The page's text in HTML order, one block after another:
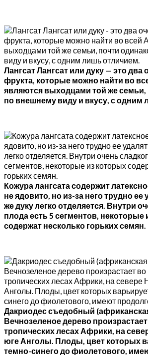
Лангсат Лангсат или дуку — это два
фрукта, которые можно найти во
являются выходцами той же
по внешнему виду и вкусу, с одним
Кожура лангсата содержит
не ядовито, но из-за него трудно ее
же дуку легко отделяется. Внутри
плода есть 5 сегментов, некоторые
содержат несколько горьких семян.
Дакриодес съедобный
Вечнозеленое дерево
тропических лесах Африки, на
юге Анголы. Плоды, цвет которых
темно-синего до фиолетового,